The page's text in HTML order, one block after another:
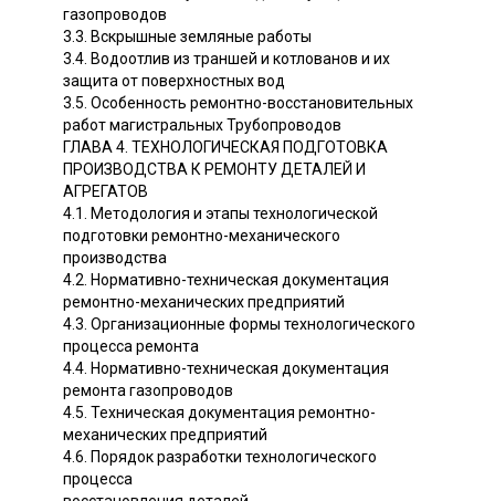
газопроводов
3.3. Вскрышные земляные работы
3.4. Водоотлив из траншей и котлованов и их
защита от поверхностных вод
3.5. Особенность ремонтно-восстановительных
работ магистральных Трубопроводов
ГЛАВА 4. ТЕХНОЛОГИЧЕСКАЯ ПОДГОТОВКА
ПРОИЗВОДСТВА К РЕМОНТУ ДЕТАЛЕЙ И
АГРЕГАТОВ
4.1. Методология и этапы технологической
подготовки ремонтно-механического
производства
4.2. Нормативно-техническая документация
ремонтно-механических предприятий
4.3. Организационные формы технологического
процесса ремонта
4.4. Нормативно-техническая документация
ремонта газопроводов
4.5. Техническая документация ремонтно-
механических предприятий
4.6. Порядок разработки технологического
процесса